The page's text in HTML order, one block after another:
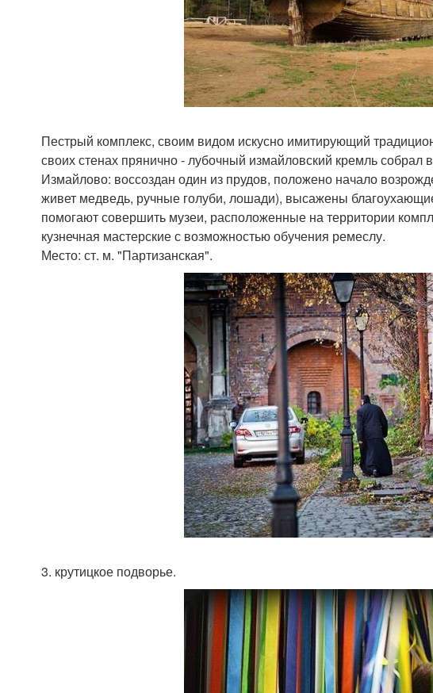
Пестрый комплекс, своим видом искусно имитирующий
своих стенах прянично - лубочный измайловский кремль
Измайлово: воссоздан один из прудов, положено начало
живет медведь, ручные голуби, лошади), высажены
помогают совершить музеи, расположенные на территории
кузнечная мастерские с возможностью обучения ремеслу.
Место: ст. м. "Партизанская".
3. крутицкое подворье.